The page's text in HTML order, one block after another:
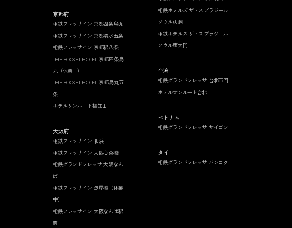
京都府
相鉄フレッサイン 京都四条烏丸
相鉄フレッサイン 京都清水五条
相鉄フレッサイン 京都駅八条口
THE POCKET HOTEL 京都四条烏
丸（休業中）
THE POCKET HOTEL 京都烏丸五
条
ホテルサンルート福知山
大阪府
相鉄フレッサイン 北浜
相鉄フレッサイン 大阪心斎橋
相鉄グランドフレッサ 大阪なん
ば
相鉄フレッサイン 淀屋橋（休業
中）
相鉄フレッサイン 大阪なんば駅
前
相鉄ホテルズ ザ・スプラジール
ソウル明洞
相鉄ホテルズ ザ・スプラジール
ソウル東大門
台湾
相鉄グランドフレッサ 台北西門
ホテルサンルート台北
ベトナム
相鉄グランドフレッサ サイゴン
タイ
相鉄グランドフレッサ バンコク